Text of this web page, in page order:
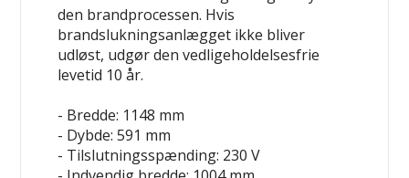
den brandprocessen. Hvis
brandslukningsanlægget ikke bliver
udløst, udgør den vedligeholdelsesfrie
levetid 10 år.
- Bredde: 1148 mm
- Dybde: 591 mm
- Tilslutningsspænding: 230 V